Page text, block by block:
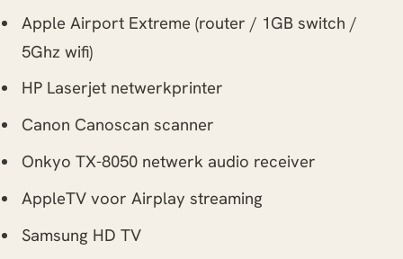
Apple Airport Extreme (router / 1GB switch /
5Ghz wifi)
HP Laserjet netwerkprinter
Canon Canoscan scanner
Onkyo TX-8050 netwerk audio receiver
AppleTV voor Airplay streaming
Samsung HD TV